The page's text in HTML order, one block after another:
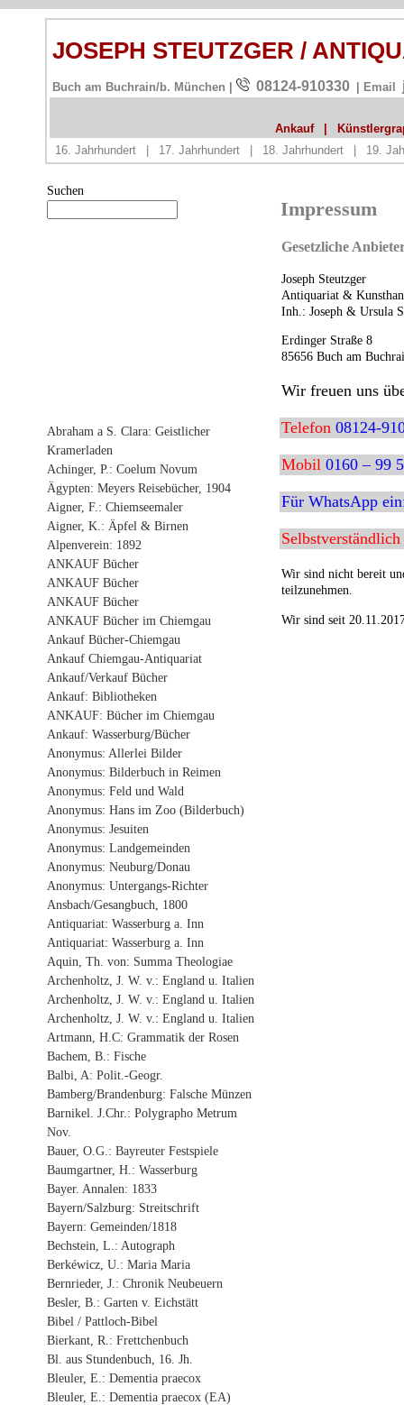
JOSEPH STEUTZGER /
Buch am Buchrain/b. München | 08124-910330 | Email
Ankauf
16. Jahrhundert
17. Jahrhundert 18. Jahrhundert 19.
Suchen
Abraham a S. Clara: Geistlicher
Kramerladen
Achinger, P.: Coelum Novum
Ägypten: Meyers Reisebücher, 1904
Aigner, F.: Chiemseemaler
Aigner, K.: Äpfel & Birnen
Alpenverein: 1892
ANKAUF Bücher
ANKAUF Bücher
ANKAUF Bücher
ANKAUF Bücher im Chiemgau
Ankauf Bücher-Chiemgau
Ankauf Chiemgau-Antiquariat
Ankauf/Verkauf Bücher
Ankauf: Bibliotheken
ANKAUF: Bücher im Chiemgau
Ankauf: Wasserburg/Bücher
Anonymus: Allerlei Bilder
Anonymus: Bilderbuch in Reimen
Anonymus: Feld und Wald
Anonymus: Hans im Zoo (Bilderbuch)
Anonymus: Jesuiten
Anonymus: Landgemeinden
Anonymus: Neuburg/Donau
Anonymus: Untergangs-Richter
Ansbach/Gesangbuch, 1800
Antiquariat: Wasserburg a. Inn
Antiquariat: Wasserburg a. Inn
Aquin, Th. von: Summa Theologiae
Archenholtz, J. W. v.: England u. Italien
Archenholtz, J. W. v.: England u. Italien
Archenholtz, J. W. v.: England u. Italien
Artmann, H.C: Grammatik der Rosen
Bachem, B.: Fische
Balbi, A: Polit.-Geogr.
Bamberg/Brandenburg: Falsche Münzen
Barnikel. J.Chr.: Polygrapho Metrum
Nov.
Bauer, O.G.: Bayreuter Festspiele
Baumgartner, H.: Wasserburg
Bayer. Annalen: 1833
Bayern/Salzburg: Streitschrift
Bayern: Gemeinden/1818
Bechstein, L.: Autograph
Berkéwicz, U.: Maria Maria
Bernrieder, J.: Chronik Neubeuern
Besler, B.: Garten v. Eichstätt
Bibel / Pattloch-Bibel
Bierkant, R.: Frettchenbuch
Bl. aus Stundenbuch, 16. Jh.
Bleuler, E.: Dementia praecox
Bleuler, E.: Dementia praecox (EA)
Impressum
Gesetzliche
Joseph Steutzger
Antiquariat &
Inh.: Joseph & Ursula
Erdinger Straße 8
85656 Buch am
Wir freuen uns
Telefon 08124-
Mobil 0160 – 99
Für WhatsApp
Wir sind nicht bereit
teilzunehmen.
Wir sind seit